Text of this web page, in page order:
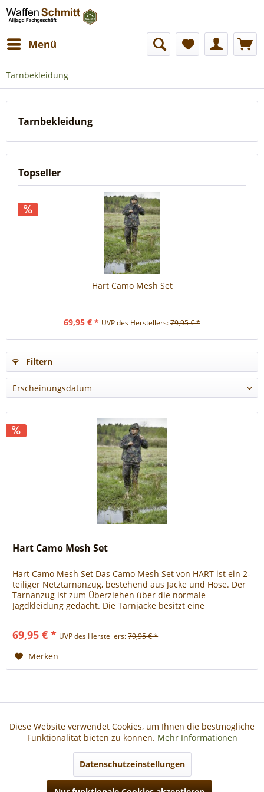
Menü
Tarnbekleidung
Tarnbekleidung
Topseller
Hart Camo Mesh Set
69,95 € * UVP des Herstellers:79,95 € *
Filtern
Hart Camo Mesh Set
Hart Camo Mesh Set Das Camo Mesh Set von HART ist ein 2-
teiliger Netztarnanzug, bestehend aus Jacke und Hose. Der
Tarnanzug ist zum Überziehen über die normale
Jagdkleidung gedacht. Die Tarnjacke besitzt eine
Bund und ist auch wie die Jacke des Tarnanzuges absolut...
69,95 € * UVP des Herstellers:79,95 € *
Merken
Funktionale Aktiv
Diese Website verwendet Cookies, um Ihnen die bestmögliche
Funktionalität bieten zu können. Mehr Informationen
Datenschutzeinstellungen